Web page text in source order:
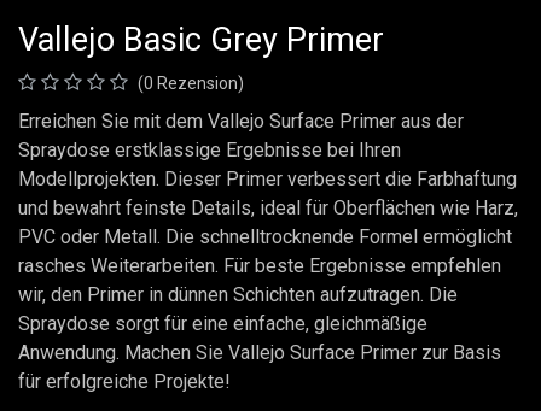
Vallejo Basic Grey Primer
(0 Rezension)
Erreichen Sie mit dem Vallejo Surface Primer aus der
Spraydose erstklassige Ergebnisse bei Ihren
Modellprojekten. Dieser Primer verbessert die Farbhaftung
und bewahrt feinste Details, ideal für Oberflächen wie Harz,
PVC oder Metall. Die schnelltrocknende Formel ermöglicht
rasches Weiterarbeiten. Für beste Ergebnisse empfehlen
wir, den Primer in dünnen Schichten aufzutragen. Die
Spraydose sorgt für eine einfache, gleichmäßige
Anwendung. Machen Sie Vallejo Surface Primer zur Basis
für erfolgreiche Projekte!